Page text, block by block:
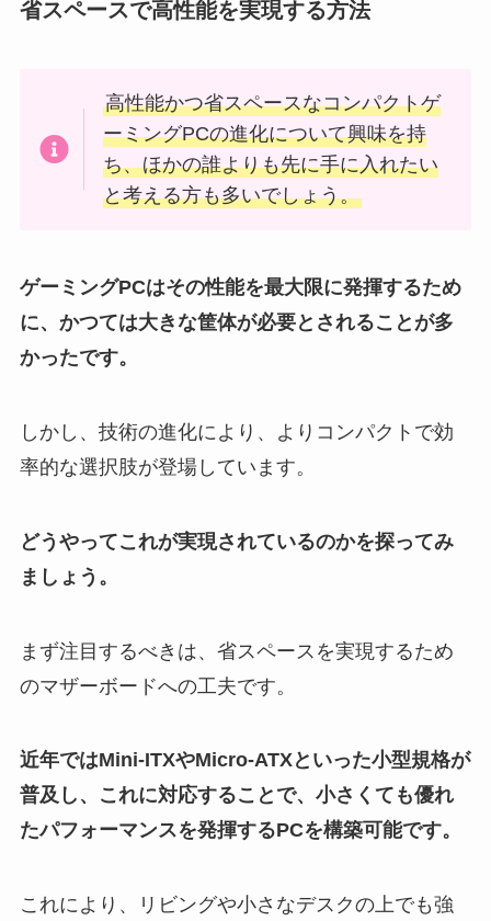
省スペースで高性能を実現する方法
高性能かつ省スペースなコンパクトゲ
ーミングPCの進化について興味を持
ち、ほかの誰よりも先に手に入れたい
と考える方も多いでしょう。
ゲーミングPCはその性能を最大限に発揮するため
に、かつては大きな筐体が必要とされることが多
かったです。
しかし、技術の進化により、よりコンパクトで効
率的な選択肢が登場しています。
どうやってこれが実現されているのかを探ってみ
ましょう。
まず注目するべきは、省スペースを実現するため
のマザーボードへの工夫です。
近年ではMini-ITXやMicro-ATXといった小型規格が
普及し、これに対応することで、小さくても優れ
たパフォーマンスを発揮するPCを構築可能です。
これにより、リビングや小さなデスクの上でも強